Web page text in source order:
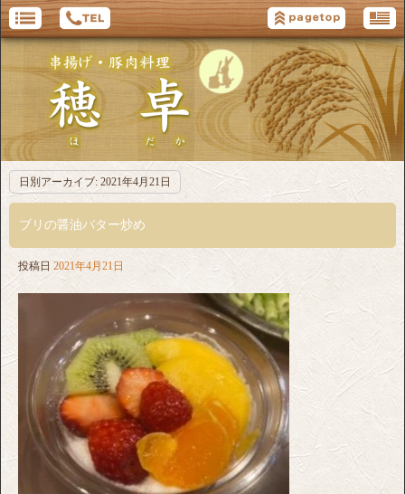
日別アーカイブ: 2021年4月21日
ブリの醤油バター炒め
投稿日 2021年4月21日